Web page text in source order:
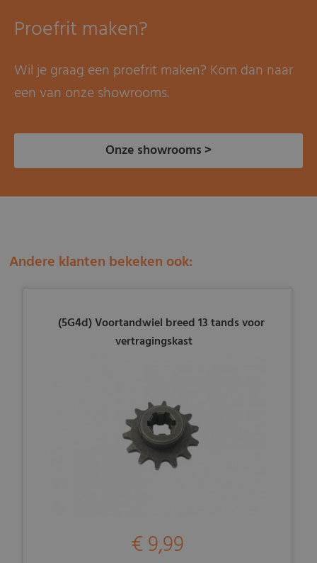
Proefrit maken?
Wil je graag een proefrit maken? Kom dan naar
een van onze showrooms.
Onze showrooms >
Andere klanten bekeken ook:
(5G4d) Voortandwiel breed 13 tands voor
vertragingskast
€ 9,99